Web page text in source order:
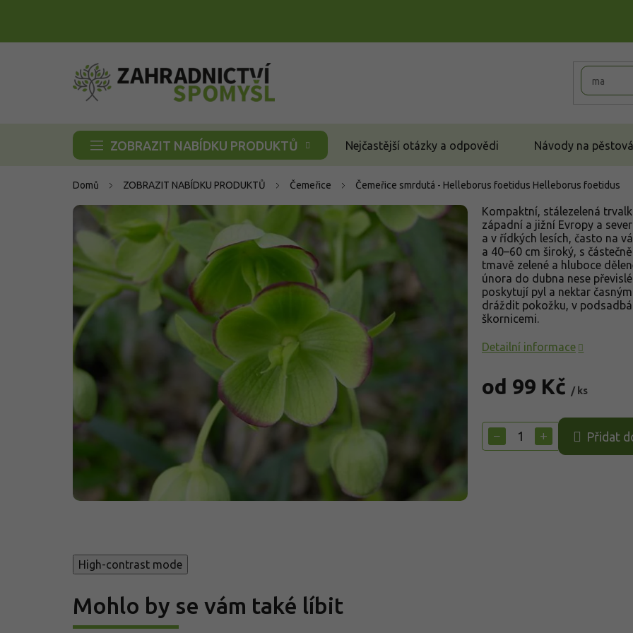
ZOBRAZIT NABÍDKU PRODUKTŮ Nejčastější otázky a odpovědi Návody na
Domů ZOBRAZIT NABÍDKU PRODUKTŮ Čemeřice Čemeřice smrdutá - Helleborus foetidus Helleborus foetidus
od 99 Kč / ks
cena:
+
− Přidat
Kompaktní, stálezelená
západní a jižní Evropy a
a v řídkých lesích, často na
a 40–60 cm široký, s
tmavě zelené a hluboce
února do dubna nese
poskytují pyl a nektar
dráždit pokožku, v
škornicemi.
Detailní informace
High-contrast mode
Mohlo by se vám také líbit